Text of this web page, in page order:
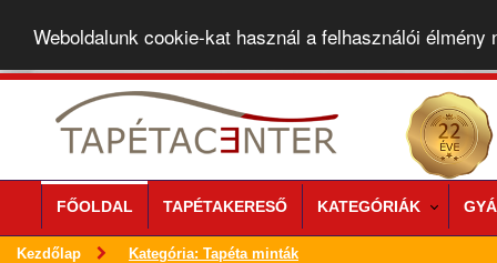
Weboldalunk cookie-kat használ a felhasználói élmény
FŐOLDAL TAPÉTAKERESŐ KATEGÓRIÁK
Kezdőlap Kategória: Tapéta minták